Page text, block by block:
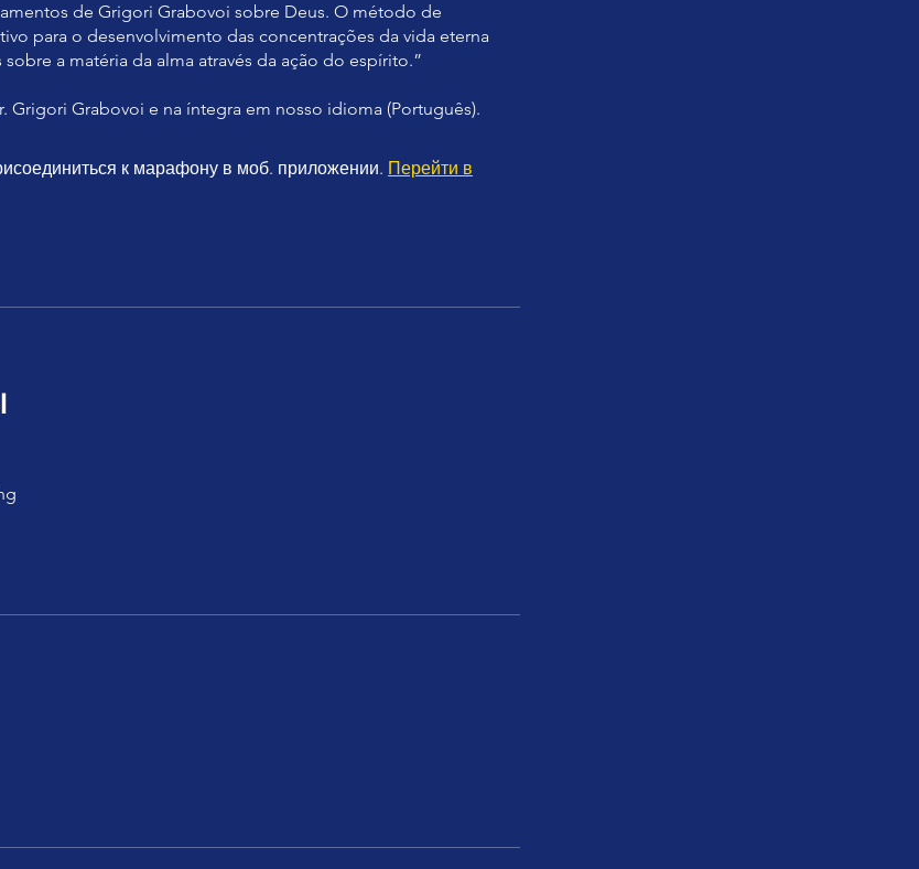
de Grigori Grabovoi sobre Deus. O método de
para o desenvolvimento das concentrações da vida eterna
sobre a matéria da alma através da ação do espírito.”
Grigori Grabovoi e na íntegra em nosso idioma (Português).
к марафону в моб. приложении. Перейти в